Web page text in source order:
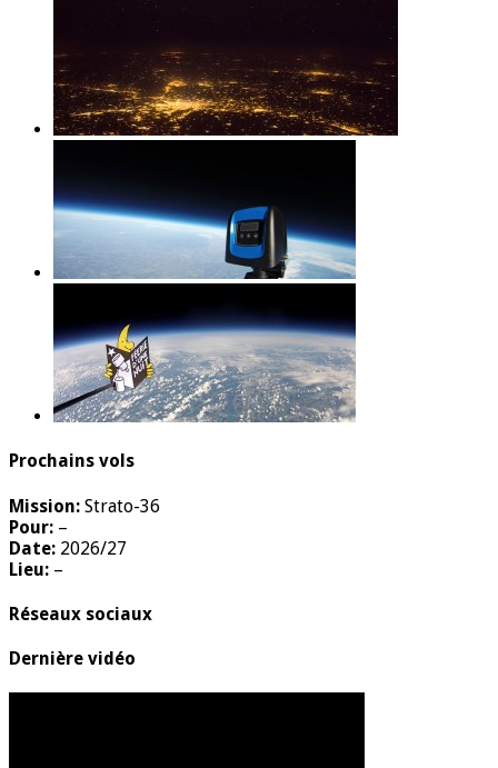
Prochains vols
Mission: Strato-36
Pour: –
Date: 2026/27
Lieu: –
Réseaux sociaux
Dernière vidéo